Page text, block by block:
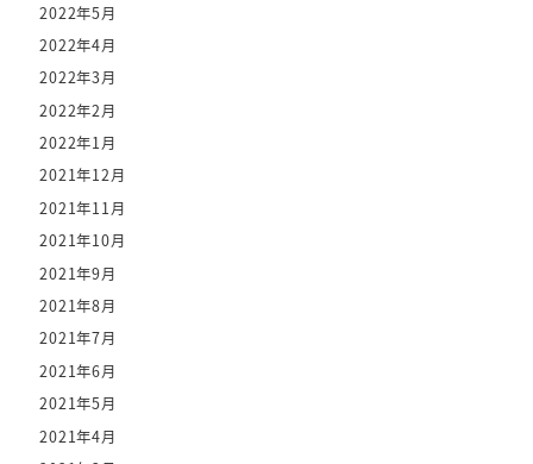
2022年5月
2022年4月
2022年3月
2022年2月
2022年1月
2021年12月
2021年11月
2021年10月
2021年9月
2021年8月
2021年7月
2021年6月
2021年5月
2021年4月